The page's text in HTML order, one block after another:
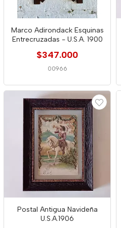
Marco Adirondack Esquinas
Entrecruzadas - U.S.A. 1900
$347.000
00966
Postal Antigua Navideña
U.S.A.1906